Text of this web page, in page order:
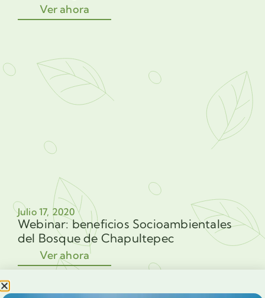
Ver ahora
Julio 17, 2020
Webinar: beneficios Socioambientales
del Bosque de Chapultepec
Ver ahora